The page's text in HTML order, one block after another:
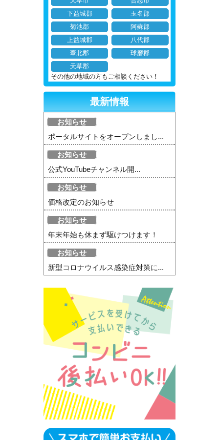
下益城郡
玉名郡
菊池郡
阿蘇郡
上益城郡
八代郡
葦北郡
球磨郡
天草郡
その他の地域の方もご相談ください！
最新情報
お知らせ
ポータルサイトをオープンしまし...
お知らせ
公式YouTubeチャンネル開...
お知らせ
価格改定のお知らせ
お知らせ
年末年始も休まず駆けつけます！
お知らせ
新型コロナウイルス感染症対策に...